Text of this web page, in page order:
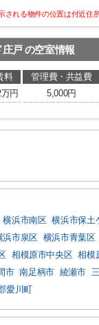
される物件の位置は付近住
庄戸の空室情報
料 管理費・共益費
円 5,000円
横浜市南区 横浜市保土
浜市泉区 横浜市青葉区
相模原市中央区 相模
市 南足柄市 綾瀬市
愛川町